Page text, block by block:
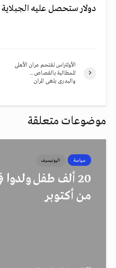
دولار ستحصل عليه الجبلاية
الأولتراس تقتحم مران الأهلى
للمطالبة بالقصاص ..
والبدرى يلغى المران
موضوعات متعلقة
سياسة اليونيسيف
20 ألف طفل
من أكتوبر